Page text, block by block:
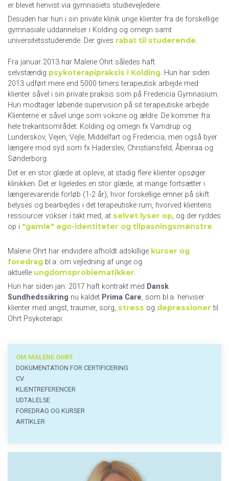
er blevet henvist via gymnasiets studievejledere.
Desuden har hun i sin private klinik unge klienter fra de forskellige
gymnasiale uddannelser i Kolding og omegn samt
universitetsstuderende. Der gives rabat til studerende.
Fra januar 2013 har Malene Ohrt således haft
selvstændig psykoterapipraksis i Kolding. Hun har siden
2013 udført mere end 5000 timers terapeutisk arbejde med
klienter såvel i sin private praksis som på Fredericia Gymnasium.
Hun modtager løbende supervision på sit terapeutiske arbejde.
Klienterne er såvel unge som voksne og ældre. De kommer fra
hele trekantsområdet: Kolding og omegn fx Vamdrup og
Lunderskov, Vejen, Vejle, Middelfart og Fredericia, men også byer
længere mod syd som fx Haderslev, Christiansfeld, Åbenraa og
Sønderborg.
Det er en stor glæde at opleve, at stadig flere klienter opsøger
klinikken. Det er ligeledes en stor glæde, at mange fortsætter i
længerevarende forløb (1-2 år), hvor forskellige emner på skift
belyses og bearbejdes i det terapeutiske rum, hvorved klientens
ressourcer vokser i takt med, at selvet lyser op, og der ryddes
op i "gamle" ego-identiteter og tilpasningsmønstre.
Malene Ohrt har endvidere afholdt adskillige kurser og
foredrag bl.a. om vejledning af unge og
aktuelle ungdomsproblematikker.
Hun har siden jan. 2017 haft kontrakt med Dansk
Sundhedssikring nu kaldet Prima Care, som bl.a. henviser
klienter med angst, traumer, sorg, stress og depressionertil
Ohrt Psykoterapi.
Om
malene
menu
OM MALENE OHRT
DOKUMENTATION FOR CERTIFICERING
CV
KLIENTREFERENCER
UDTALELSE
FOREDRAG OG KURSER
ARTIKLER